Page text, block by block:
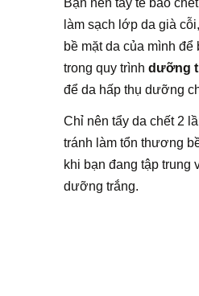
Bạn nên tẩy tế bào
làm sạch lớp da già
bề mặt da của mình
trong quy trình dưỡng
để da hấp thụ dưỡng
Chỉ nên tẩy da chết 2
tránh làm tổn thương
khi bạn đang tập trung
dưỡng trắng.